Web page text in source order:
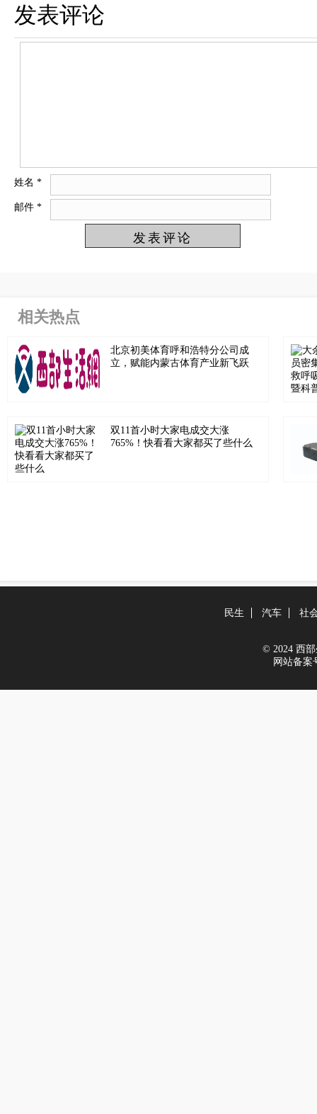
发表评论
姓名 *
邮件 *
相关热点
北京初美体育呼和浩特分公司成
立，赋能内蒙古体育产业新飞跃
双11首小时大家电成交大涨
765%！快看看大家都买了些什么
民生 汽车 社
© 2024 西部
网站备案